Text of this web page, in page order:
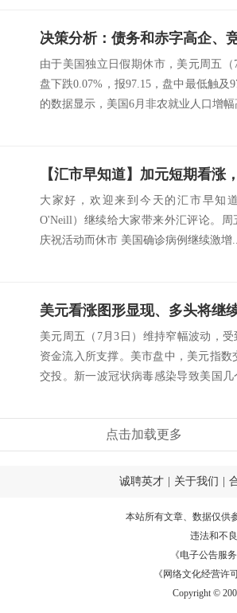
由于美国独立日假期休市，美元周五
盘下跌0.07%，报97.15，盘中最低触及
的数据显示，美国6月非农就业人口增
【汇市早知道】加元短期看涨
大家好，欢迎来到今天的汇市早知
O'Neill）继续给大家带来外汇评论。
庆祝活动而休市 美国确诊病例继续激增
美元周五（7月3日）维持窄幅波动，
资金流入所支撑。美市盘中，美元指数
交投。新一波冠状病毒感染导致美国
点击加载更多
诚聘英才 关于我们
本站所有文章、数据仅供
违法和不
《电子公告服务
《网络文化经营许
Copyright ©